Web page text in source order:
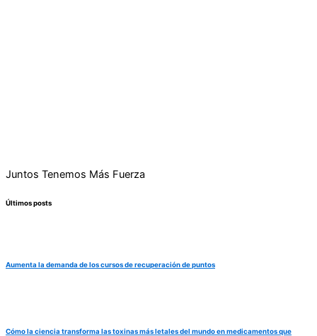
Juntos Tenemos Más Fuerza
Últimos posts
Aumenta la demanda de los cursos de recuperación de puntos
Cómo la ciencia transforma las toxinas más letales del mundo en medicamentos que